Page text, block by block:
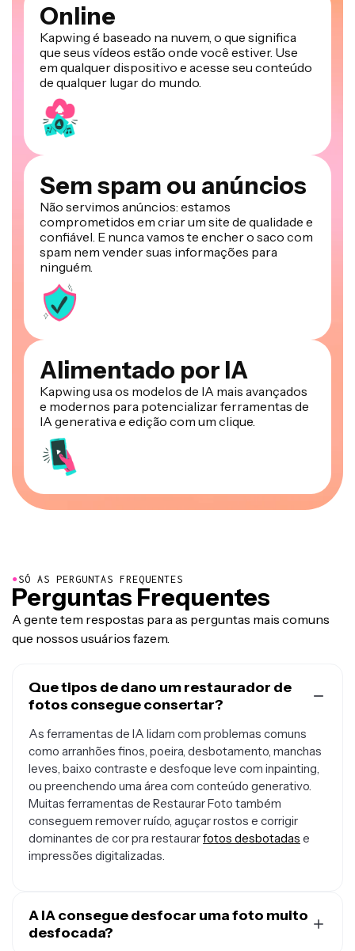
Online
Kapwing é baseado na nuvem, o que significa
que seus vídeos estão onde você estiver. Use
em qualquer dispositivo e acesse seu conteúdo
de qualquer lugar do mundo.
Sem spam ou anúncios
Não servimos anúncios: estamos
comprometidos em criar um site de qualidade e
confiável. E nunca vamos te encher o saco com
spam nem vender suas informações para
ninguém.
Alimentado por IA
Kapwing usa os modelos de IA mais avançados
e modernos para potencializar ferramentas de
IA generativa e edição com um clique.
●SÓ AS PERGUNTAS FREQUENTES
Perguntas Frequentes
A gente tem respostas para as perguntas mais comuns
que nossos usuários fazem.
Que tipos de dano um restaurador de
fotos consegue consertar?
As ferramentas de IA lidam com problemas comuns
como arranhões finos, poeira, desbotamento, manchas
leves, baixo contraste e desfoque leve com inpainting,
ou preenchendo uma área com conteúdo generativo.
Muitas ferramentas de Restaurar Foto também
conseguem remover ruído, aguçar rostos e corrigir
dominantes de cor pra restaurarfotos desbotadas e
impressões digitalizadas.
A IA consegue desfocar uma foto muito
desfocada?